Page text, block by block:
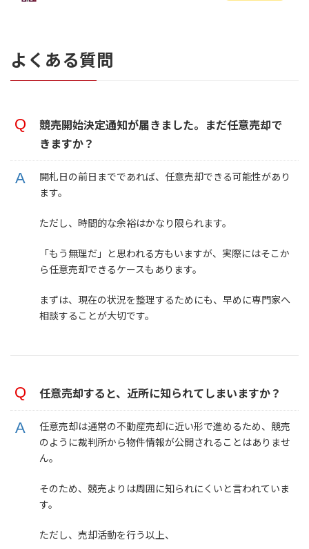
よくある質問
競売開始決定通知が届きました。まだ任意売却で
きますか？
開札日の前日までであれば、任意売却できる可能性があり
ます。
ただし、時間的な余裕はかなり限られます。
「もう無理だ」と思われる方もいますが、実際にはそこか
ら任意売却できるケースもあります。
まずは、現在の状況を整理するためにも、早めに専門家へ
相談することが大切です。
任意売却すると、近所に知られてしまいますか？
任意売却は通常の不動産売却に近い形で進めるため、競売
のように裁判所から物件情報が公開されることはありませ
ん。
そのため、競売よりは周囲に知られにくいと言われていま
す。
ただし、売却活動を行う以上、